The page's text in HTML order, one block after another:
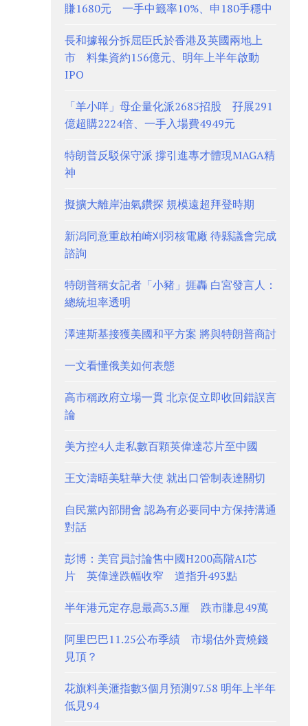
賺1680元 一手中籤率10%、申180手穩中
長和據報分拆屈臣氏於香港及英國兩地上
市 料集資約156億元、明年上半年啟動
IPO
「羊小咩」母企量化派2685招股 孖展291
億超購2224倍、一手入場費4949元
特朗普反駁保守派 撐引進專才體現MAGA精
神
擬擴大離岸油氣鑽探 規模遠超拜登時期
新潟同意重啟柏崎刈羽核電廠 待縣議會完成
諮詢
特朗普稱女記者「小豬」捱轟 白宮發言人：
總統坦率透明
澤連斯基接獲美國和平方案 將與特朗普商討
一文看懂俄美如何表態
高市稱政府立場一貫 北京促立即收回錯誤言
論
美方控4人走私數百顆英偉達芯片至中國
王文濤晤美駐華大使 就出口管制表達關切
自民黨內部開會 認為有必要同中方保持溝通
對話
彭博：美官員討論售中國H200高階AI芯
片 英偉達跌幅收窄 道指升493點
半年港元定存息最高3.3厘 跌市賺息49萬
阿里巴巴11.25公布季績 市場估外賣燒錢
見頂？
花旗料美滙指數3個月預測97.58 明年上半年
低見94